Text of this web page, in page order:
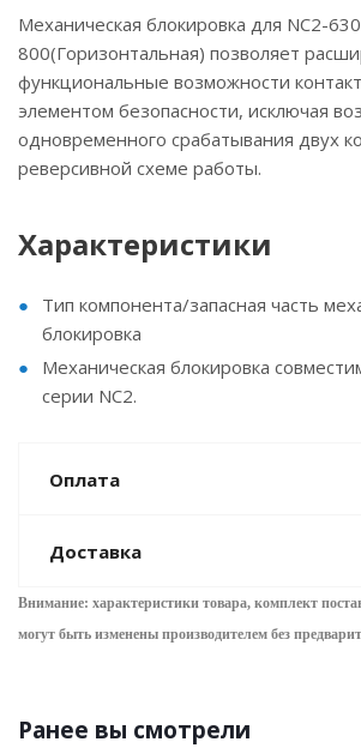
Механическая блокировка для NC2-
800(Горизонтальная) позволяет
функциональные возможности
элементом безопасности, исключая
одновременного срабатывания двух
реверсивной схеме работы.
Характеристики
Тип компонента/запасная часть
блокировка
Механическая блокировка
серии NC2.
Оплата
Доставка
Внимание: характеристики товара, комплект
могут быть изменены производителем без
Ранее вы смотрели